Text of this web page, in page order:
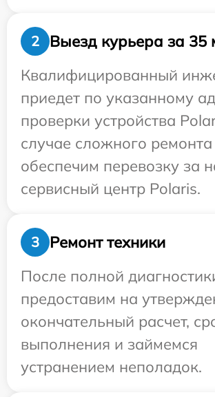
2
Выезд курьера за 35
Квалифицированный
приедет по указанному
проверки устройства
случае сложного
обеспечим перевозку за
сервисный центр Polaris.
3
Ремонт техники
После полной
предоставим на
окончательный расчет,
выполнения и займемся
устранением неполадок.